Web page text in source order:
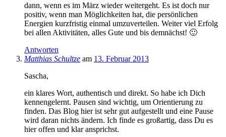
dann, wenn es im März wieder weitergeht. Es ist doch nur
positiv, wenn man Möglichkeiten hat, die persönlichen
Energien kurzfristig einmal umzuverteilen. Weiter viel Erfolg
bei allen Aktivitäten, alles Gute und bis demnächst! 🙂
Antworten
Matthias Schultze am 13. Februar 2013
Sascha,
ein klares Wort, authentisch und direkt. So habe ich Dich
kennengelernt. Pausen sind wichtig, um Orientierung zu
finden. Das Blog hier ist sehr gut aufgestellt und eine Pause
wird daran nichts ändern. Ich finde es großartig, dass Du es
hier offen und klar ansprichst.